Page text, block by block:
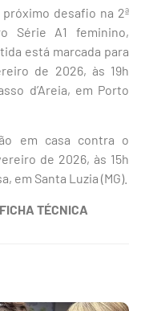
desafio na 2ª
Série A1 feminino,
está marcada para
de 2026, às 19h
d’Areia, em Porto
em casa contra o
de 2026, às 15h
em Santa Luzia (MG).